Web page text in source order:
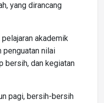
yang dirancang
akademik
penguatan nilai
bersih, dan kegiatan
pagi, bersih-bersih